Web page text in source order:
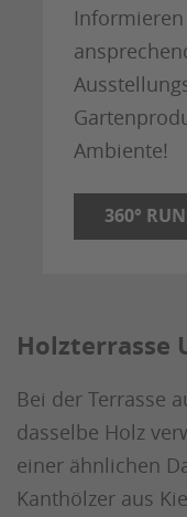
Ambiente!
360°
Bei der Terrasse
dasselbe Holz
einer ähnlichen
Kanthölzer aus